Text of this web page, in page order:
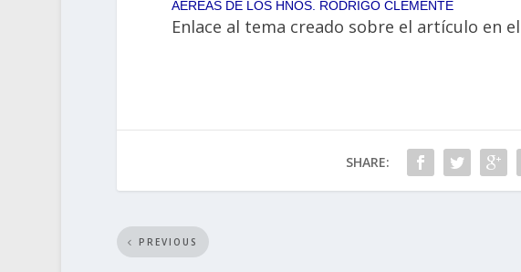
AÉREAS DE LOS HNOS. RODRIGO CLEMENTE
Enlace al tema creado sobre el artículo en
SHARE:
PREVIOUS